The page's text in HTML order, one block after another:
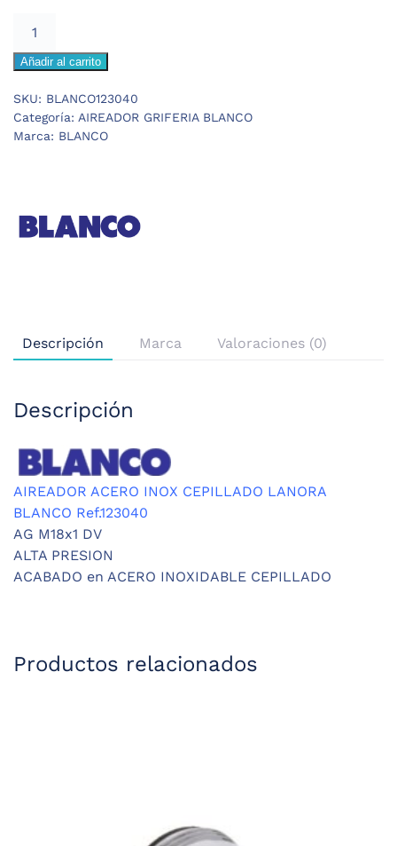
AIREADOR
INOX
CEPILLADO
Añadir al carrito
SKU: BLANCO123040
Categoría: AIREADOR GRIFERIA BLANCO
Marca: BLANCO
Descripción Marca Valoraciones (0)
Descripción
AIREADOR ACERO INOX CEPILLADO LANORA
BLANCO Ref.123040
AG M18x1 DV
ALTA PRESION
ACABADO en ACERO INOXIDABLE CEPILLADO
Productos relacionados